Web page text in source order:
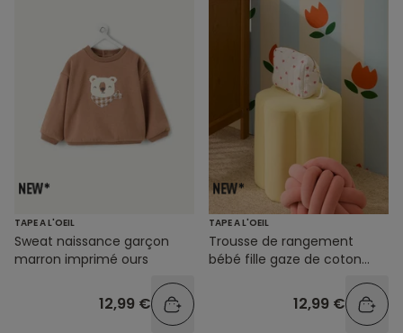
TAPE A L'OEIL
Sweat naissance garçon
marron imprimé ours
12,99 €
TAPE A L'OEIL
Trousse de rangement
bébé fille gaze de coton
12,99 €